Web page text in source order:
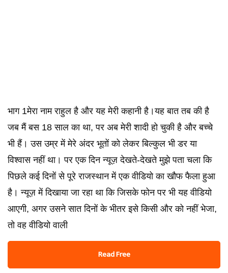
भाग 1मेरा नाम राहुल है और यह मेरी कहानी है।यह बात तब की है
जब मैं बस 18 साल का था, पर अब मेरी शादी हो चुकी है और बच्चे
भी हैं। उस उम्र में मेरे अंदर भूतों को लेकर बिल्कुल भी डर या
विश्वास नहीं था। पर एक दिन न्यूज़ देखते-देखते मुझे पता चला कि
पिछले कई दिनों से पूरे राजस्थान में एक वीडियो का खौफ फैला हुआ
है। न्यूज़ में दिखाया जा रहा था कि जिसके फोन पर भी यह वीडियो
आएगी, अगर उसने सात दिनों के भीतर इसे किसी और को नहीं भेजा,
तो वह वीडियो वाली
Read Free